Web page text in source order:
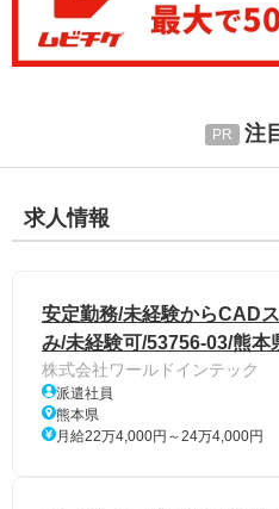
注
求人情報
安定勤務/未経験からCAD
み/未経験可/53756-03/熊本
株式会社ワールドインテック
派遣社員
熊本県
月給22万4,000円～24万4,000円